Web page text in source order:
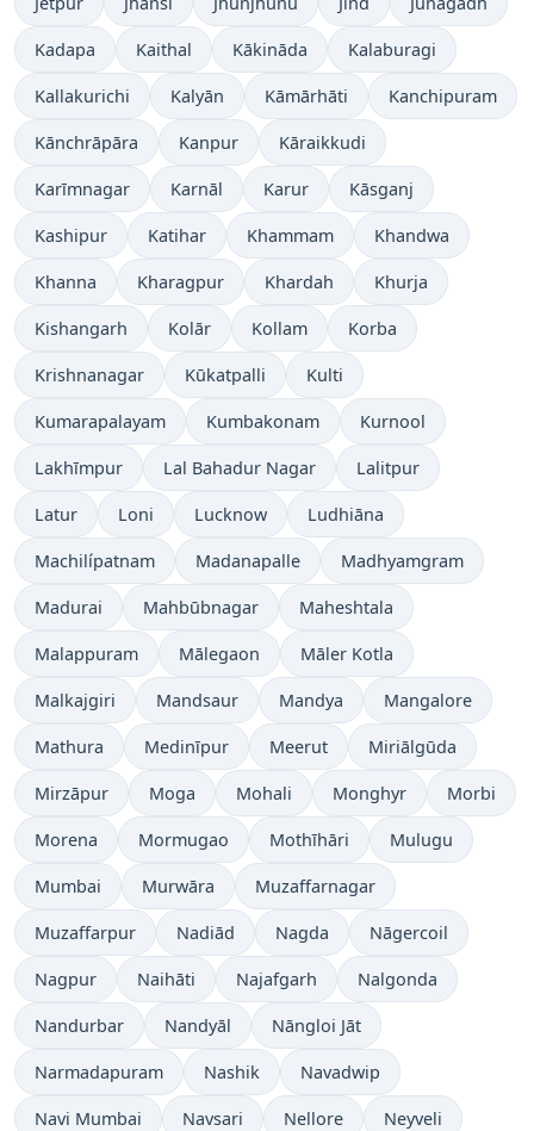
Kadapa Kaithal Kākināda Kalaburagi
Kallakurichi Kalyān Kāmārhāti Kanchipuram
Kānchrāpāra Kanpur Kāraikkudi
Karīmnagar Karnāl Karur Kāsganj
Kashipur Katihar Khammam Khandwa
Khanna Kharagpur Khardah Khurja
Kishangarh Kolār Kollam Korba
Krishnanagar Kūkatpalli Kulti
Kumarapalayam Kumbakonam Kurnool
Lakhīmpur Lal Bahadur Nagar Lalitpur
Latur Loni Lucknow Ludhiāna
Machilípatnam Madanapalle Madhyamgram
Madurai Mahbūbnagar Maheshtala
Malappuram Mālegaon Māler Kotla
Malkajgiri Mandsaur Mandya Mangalore
Mathura Medinīpur Meerut Miriālgūda
Mirzāpur Moga Mohali Monghyr Morbi
Morena Mormugao Mothīhāri Mulugu
Mumbai Murwāra Muzaffarnagar
Muzaffarpur Nadiād Nagda Nāgercoil
Nagpur Naihāti Najafgarh Nalgonda
Nandurbar Nandyāl Nāngloi Jāt
Narmadapuram Nashik Navadwip
Navi Mumbai Navsari Nellore Neyveli